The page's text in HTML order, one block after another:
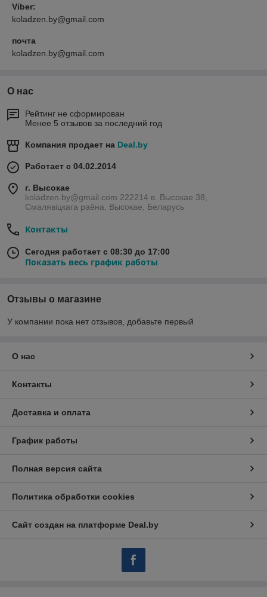
Viber:
koladzen.by@gmail.com
почта
koladzen.by@gmail.com
О нас
Рейтинг не сформирован
Менее 5 отзывов за последний год
Компания продает на Deal.by
Работает с 04.02.2014
г. Высокае
koladzen.by@gmail.com 222214 в. Высокае 38,
Смалявіцкага раёна, Высокае, Беларусь
Контакты
Сегодня работает с 08:30 до 17:00
Показать весь график работы
Отзывы о магазине
У компании пока нет отзывов, добавьте первый
О нас
Контакты
Доставка и оплата
График работы
Полная версия сайта
Политика обработки cookies
Сайт создан на платформе Deal.by